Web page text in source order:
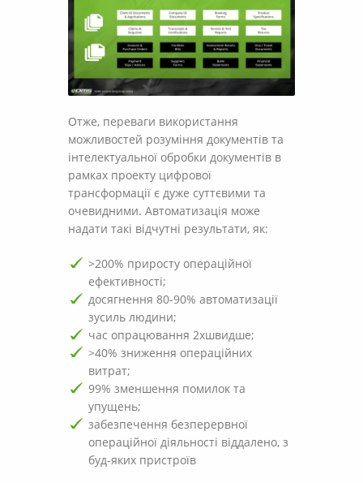
Отже, переваги використання
можливостей розуміння документів та
інтелектуальної обробки документів в
рамках проекту цифрової
трансформації є дуже суттєвими та
очевидними. Автоматизація може
надати такі відчутні результати, як:
>200% приросту операційної
ефективності;
досягнення 80-90% автоматизації
зусиль людини;
час опрацювання 2xшвидше;
>40% зниження операційних
витрат;
99% зменшення помилок та
упущень;
забезпечення безперервної
операційної діяльності віддалено, з
буд-яких пристроїв